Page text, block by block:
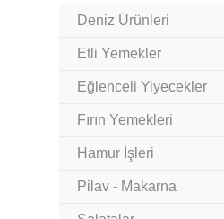
Deniz Ürünleri
Etli Yemekler
Eğlenceli Yiyecekler
Fırın Yemekleri
Hamur İşleri
Pilav - Makarna